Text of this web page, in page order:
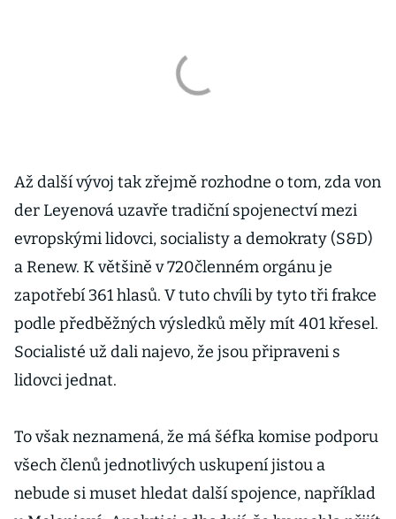
Až další vývoj tak zřejmě rozhodne o tom, zda von
der Leyenová uzavře tradiční spojenectví mezi
evropskými lidovci, socialisty a demokraty (S&D)
a Renew. K většině v 720členném orgánu je
zapotřebí 361 hlasů. V tuto chvíli by tyto tři frakce
podle předběžných výsledků měly mít 401 křesel.
Socialisté už dali najevo, že jsou připraveni s
lidovci jednat.
To však neznamená, že má šéfka komise podporu
všech členů jednotlivých uskupení jistou a
nebude si muset hledat další spojence, například